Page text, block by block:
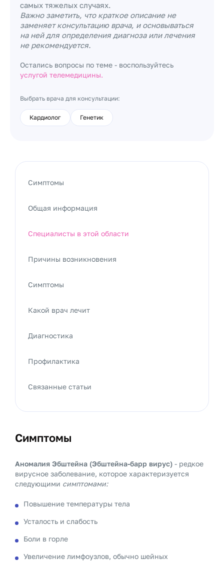
самых тяжелых случаях.
Важно заметить, что краткое описание не
заменяет консультацию врача, и основываться
на ней для определения диагноза или лечения
не рекомендуется.
Остались вопросы по теме - воспользуйтесь
услугой телемедицины.
Выбрать врача для консультации:
Кардиолог Генетик
Симптомы
Аномалия Эбштейна (Эбштейна-барр вирус) - редкое
вирусное заболевание, которое характеризуется
следующими симптомами:
Повышение температуры тела
Усталость и слабость
Боли в горле
Увеличение лимфоузлов, обычно шейных
Симптомы
Общая информация
Специалисты в этой области
Причины возникновения
Симптомы
Какой врач лечит
Диагностика
Профилактика
Связанные статьи